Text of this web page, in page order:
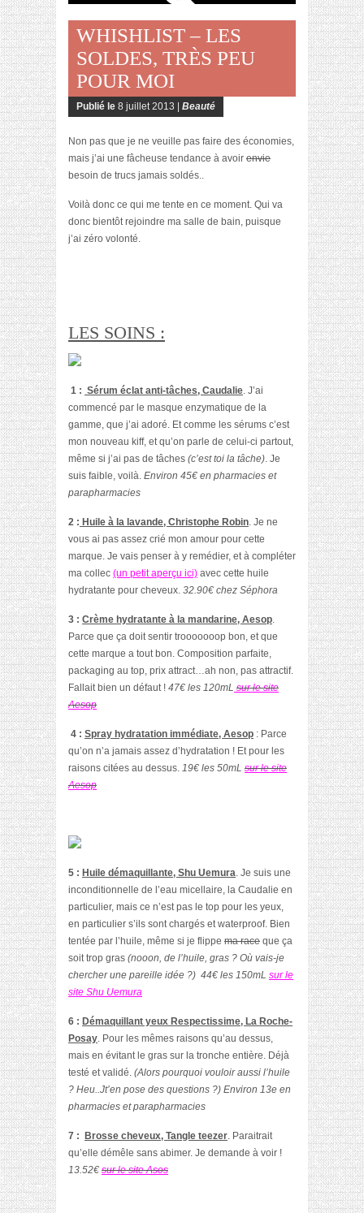
WHISHLIST – LES
SOLDES, TRÈS PEU
POUR MOI
Publié le 8 juillet 2013 | Beauté
Non pas que je ne veuille pas faire des économies,
mais j’ai une fâcheuse tendance à avoir envie
besoin de trucs jamais soldés..
Voilà donc ce qui me tente en ce moment. Qui va
donc bientôt rejoindre ma salle de bain, puisque
j’ai zéro volonté.
LES SOINS :
1 : Sérum éclat anti-tâches, Caudalie. J’ai
commencé par le masque enzymatique de la
gamme, que j’ai adoré. Et comme les sérums c’est
mon nouveau kiff, et qu’on parle de celui-ci partout,
même si j’ai pas de tâches (c’est toi la tâche). Je
suis faible, voilà. Environ 45€ en pharmacies et
parapharmacies
2 : Huile à la lavande, Christophe Robin. Je ne
vous ai pas assez crié mon amour pour cette
marque. Je vais penser à y remédier, et à compléter
ma collec (un petit aperçu ici) avec cette huile
hydratante pour cheveux. 32.90€ chez Séphora
3 : Crème hydratante à la mandarine, Aesop.
Parce que ça doit sentir trooooooop bon, et que
cette marque a tout bon. Composition parfaite,
packaging au top, prix attract…ah non, pas attractif.
Fallait bien un défaut ! 47€ les 120mL sur le site
Aesop
4 : Spray hydratation immédiate, Aesop : Parce
qu’on n’a jamais assez d’hydratation ! Et pour les
raisons citées au dessus. 19€ les 50mL sur le site
Aesop
5 : Huile démaquillante, Shu Uemura. Je suis une
inconditionnelle de l’eau micellaire, la Caudalie en
particulier, mais ce n’est pas le top pour les yeux,
en particulier s’ils sont chargés et waterproof. Bien
tentée par l’huile, même si je flippe ma race que ça
soit trop gras (nooon, de l’huile, gras ? Où vais-je
chercher une pareille idée ?) 44€ les 150mL sur le
site Shu Uemura
6 : Démaquillant yeux Respectissime, La Roche-
Posay. Pour les mêmes raisons qu’au dessus,
mais en évitant le gras sur la tronche entière. Déjà
testé et validé. (Alors pourquoi vouloir aussi l’huile
? Heu..Jt’en pose des questions ?) Environ 13e en
pharmacies et parapharmacies
7 : Brosse cheveux, Tangle teezer. Paraitrait
qu’elle démêle sans abimer. Je demande à voir !
13.52€ sur le site Asos